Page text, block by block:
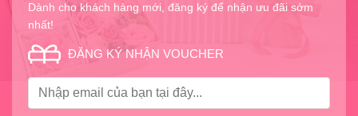
Dành cho khách hàng mới, đăng ký để nhận ưu đãi sớm
nhất!
ĐĂNG KÝ NHẬN VOUCHER